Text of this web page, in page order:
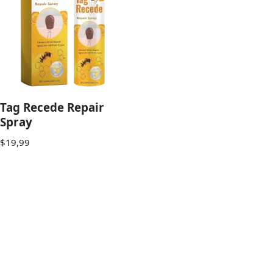
Tag Recede Repair
Spray
$19,99